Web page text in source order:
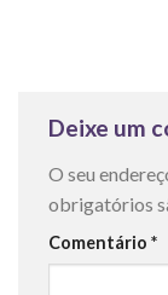
Deixe um
O seu
obrigatórios
Comentário *